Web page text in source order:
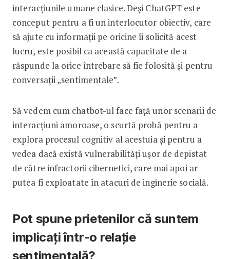
interacțiunile umane clasice. Deși ChatGPT este
conceput pentru a fi un interlocutor obiectiv, care
să ajute cu informații pe oricine îi solicită acest
lucru, este posibil ca această capacitate de a
răspunde la orice întrebare să fie folosită și pentru
conversații „sentimentale”.
Să vedem cum chatbot-ul face față unor scenarii de
interacțiuni amoroase, o scurtă probă pentru a
explora procesul cognitiv al acestuia și pentru a
vedea dacă există vulnerabilități ușor de depistat
de către infractorii cibernetici, care mai apoi ar
putea fi exploatate în atacuri de inginerie socială.
Pot spune prietenilor că suntem
implicați într-o relație
sentimentală?